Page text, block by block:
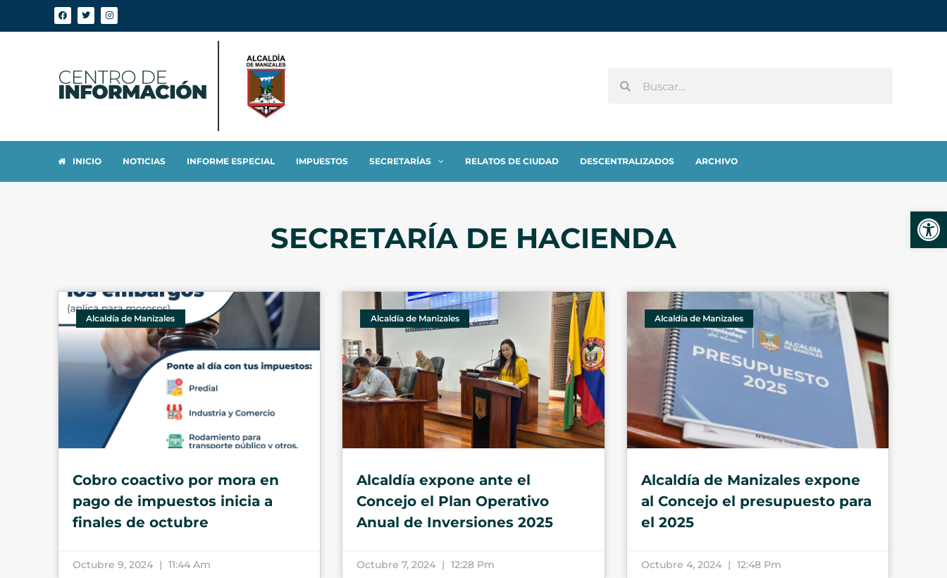
INICIO NOTICIAS INFORME ESPECIAL IMPUESTOS SECRETARÍAS RELATOS DE CIUDAD DESCENTRALIZADOS ARCHIVO
SECRETARÍA DE HACIENDA
Alcaldía de Manizales
Cobro coactivo por mora en
pago de impuestos inicia a
finales de octubre
Octubre 9, 2024 11:44 Am
Alcaldía de Manizales
Alcaldía expone ante el
Concejo el Plan Operativo
Anual de Inversiones 2025
Octubre 7, 2024 12:28 Pm
Alcaldía de Manizales
Alcaldía de Manizales expone
al Concejo el presupuesto para
el 2025
Octubre 4, 2024 12:48 Pm